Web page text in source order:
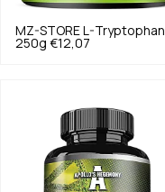
MZ-STORE
L-Tryptophan
250g €12,07